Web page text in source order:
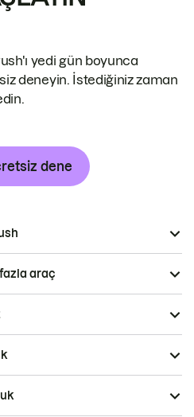
yedi gün boyunca
deneyin. İstediğiniz zaman
dene
araç